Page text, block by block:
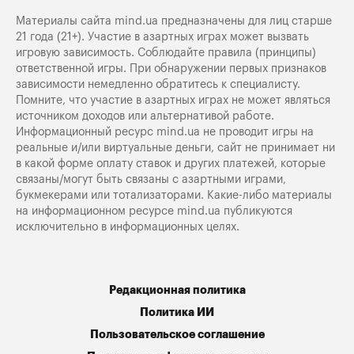
Материалы сайта mind.ua предназначены для лиц старше
21 года (21+). Участие в азартных играх может вызвать
игровую зависимость. Соблюдайте правила (принципы)
ответственной игры. При обнаружении первых признаков
зависимости немедленно обратитесь к специалисту.
Помните, что участие в азартных играх не может являться
источником доходов или альтернативой работе.
Информационный ресурс mind.ua не проводит игры на
реальные и/или виртуальные деньги, сайт не принимает ни
в какой форме оплату ставок и других платежей, которые
связаны/могут быть связаны с азартными играми,
букмекерами или тотализаторами. Какие-либо материалы
на информационном ресурсе mind.ua публикуются
исключительно в информационных целях.
Редакционная политика
Политика ИИ
Пользовательское соглашение